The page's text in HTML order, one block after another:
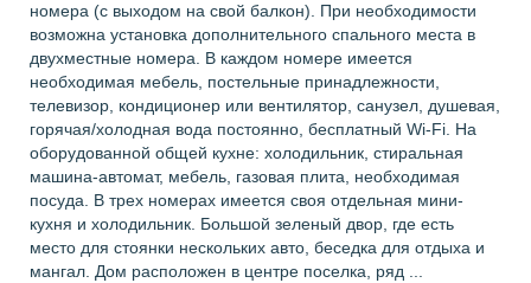
номера (с выходом на свой балкон). При необходимости
возможна установка дополнительного спального места в
двухместные номера. В каждом номере имеется
необходимая мебель, постельные принадлежности,
телевизор, кондиционер или вентилятор, санузел, душевая,
горячая/холодная вода постоянно, бесплатный Wi-Fi. На
оборудованной общей кухне: холодильник, стиральная
машина-автомат, мебель, газовая плита, необходимая
посуда. В трех номерах имеется своя отдельная мини-
кухня и холодильник. Большой зеленый двор, где есть
место для стоянки нескольких авто, беседка для отдыха и
мангал. Дом расположен в центре поселка, ряд ...